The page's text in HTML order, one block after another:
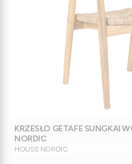
KRZESŁO GETAFE SUNGKAI
NORDIC
PRODUCENT
HOUSE NORDIC